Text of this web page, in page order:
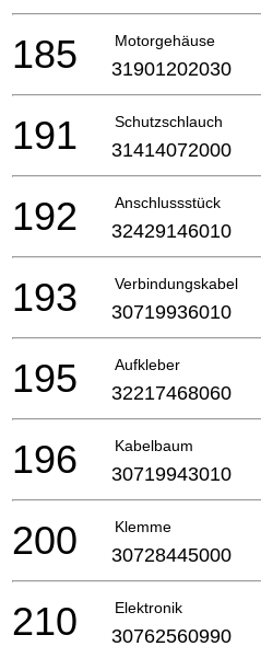
Motorgehäuse
185 31901202030
Schutzschlauch
191 31414072000
Anschlussstück
192 32429146010
Verbindungskabel
193 30719936010
Aufkleber
195 32217468060
Kabelbaum
196 30719943010
Klemme
200 30728445000
Elektronik
210 30762560990